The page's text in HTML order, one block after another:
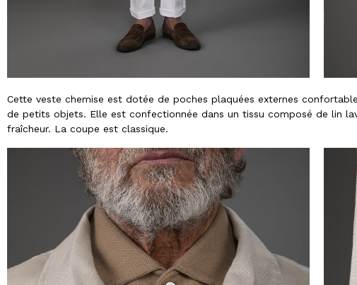
Cette veste chemise est dotée de poches plaquées externes
de petits objets. Elle est confectionnée dans un tissu composé de lin
fraîcheur. La coupe est classique.